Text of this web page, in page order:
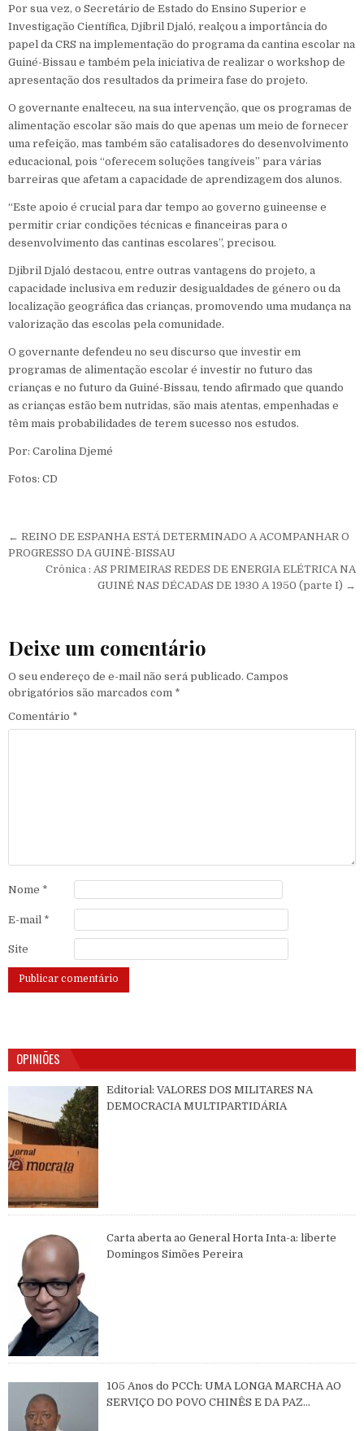
Por sua vez, o Secretário de Estado do Ensino Superior e
Investigação Científica, Djibril Djaló, realçou a importância do
papel da CRS na implementação do programa da cantina escolar na
Guiné-Bissau e também pela iniciativa de realizar o workshop de
apresentação dos resultados da primeira fase do projeto.
O governante enalteceu, na sua intervenção, que os programas de
alimentação escolar são mais do que apenas um meio de fornecer
uma refeição, mas também são catalisadores do desenvolvimento
educacional, pois “oferecem soluções tangíveis” para várias
barreiras que afetam a capacidade de aprendizagem dos alunos.
“Este apoio é crucial para dar tempo ao governo guineense e
permitir criar condições técnicas e financeiras para o
desenvolvimento das cantinas escolares”, precisou.
Djibril Djaló destacou, entre outras vantagens do projeto, a
capacidade inclusiva em reduzir desigualdades de género ou da
localização geográfica das crianças, promovendo uma mudança na
valorização das escolas pela comunidade.
O governante defendeu no seu discurso que investir em
programas de alimentação escolar é investir no futuro das
crianças e no futuro da Guiné-Bissau, tendo afirmado que quando
as crianças estão bem nutridas, são mais atentas, empenhadas e
têm mais probabilidades de terem sucesso nos estudos.
Por: Carolina Djemé
Fotos: CD
Navegação de Post
← REINO DE ESPANHA ESTÁ DETERMINADO A ACOMPANHAR O
PROGRESSO DA GUINÉ-BISSAU
Crônica : AS PRIMEIRAS REDES DE ENERGIA ELÉTRICA NA
GUINÉ NAS DÉCADAS DE 1930 A 1950 (parte I) →
Deixe um comentário
O seu endereço de e-mail não será publicado. Campos
obrigatórios são marcados com *
Comentário *
Nome *
E-mail *
Site
OPINIÕES
Editorial: VALORES DOS MILITARES NA
DEMOCRACIA MULTIPARTIDÁRIA
Carta aberta ao General Horta Inta-a: liberte
Domingos Simões Pereira
105 Anos do PCCh: UMA LONGA MARCHA AO
SERVIÇO DO POVO CHINÊS E DA PAZ